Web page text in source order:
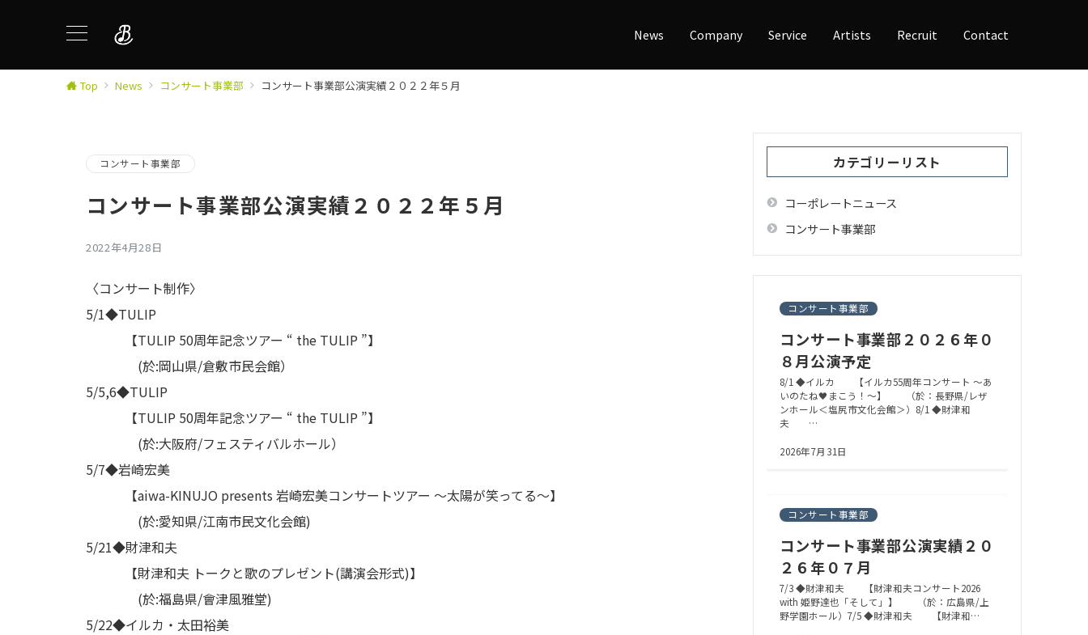
News Company Service Artists Recruit Contact
Top News コンサート事業部 コンサート事業部公演実績２０２２年５月
コンサート事業部
コンサート事業部公演実績２０２２年５月
2022年4月28日
〈コンサート制作〉
5/1◆TULIP
【TULIP 50周年記念ツアー “ the TULIP ”】
(於:岡山県/倉敷市民会館）
5/5,6◆TULIP
【TULIP 50周年記念ツアー “ the TULIP ”】
(於:大阪府/フェスティバルホール）
5/7◆岩崎宏美
【aiwa-KINUJO presents 岩崎宏美コンサートツアー ～太陽が笑ってる～】
(於:愛知県/江南市民文化会館)
5/21◆財津和夫
【財津和夫 トークと歌のプレゼント(講演会形式)】
(於:福島県/會津風雅堂)
5/22◆イルカ・太田裕美
カテゴリーリスト
コーポレートニュース
コンサート事業部
コンサート事業部
コンサート事業部２０２６年０
８月公演予定
8/1 ◆イルカ 【イルカ55周年コンサート ～あ
いのたね🖤まこう！～】 （於：長野県/レザ
ンホール＜塩尻市文化会館＞）8/1 ◆財津和
夫 …
2026年7月31日
コンサート事業部
コンサート事業部公演実績２０
２６年０７月
7/3 ◆財津和夫 【財津和夫コンサート2026
with 姫野達也「そして」】 （於：広島県/上
野学園ホール）7/5 ◆財津和夫 【財津和…